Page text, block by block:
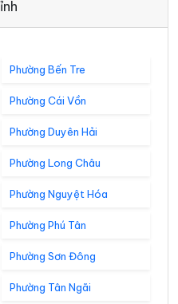
Phường Bến Tre
Phường Cái Vồn
Phường Duyên Hải
Phường Long Châu
Phường Nguyệt Hóa
Phường Phú Tân
Phường Sơn Đông
Phường Tân Ngãi